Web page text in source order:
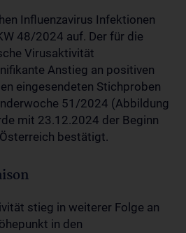
Influenzavirus Infektionen
48/2024 auf. Der für die
Virusaktivität
Anstieg an positiven
eingesendeten Stichproben
51/2024 (Abbildung
mit 23.12.2024 der Beginn
bestätigt.
stieg in weiterer Folge an
in den